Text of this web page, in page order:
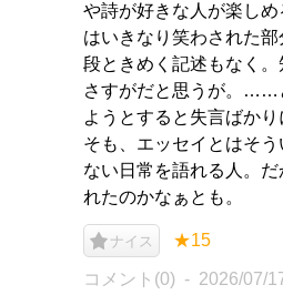
や詩が好きな人が楽し
はいきなり笑わされた
段ときめく記述もなく
さすがだと思うが。……
ようとすると失言ばか
そも、エッセイとはそ
ない日常を語れる人。
れたのかなぁとも。
ナイス ★15
コメント(0) 2026/07/